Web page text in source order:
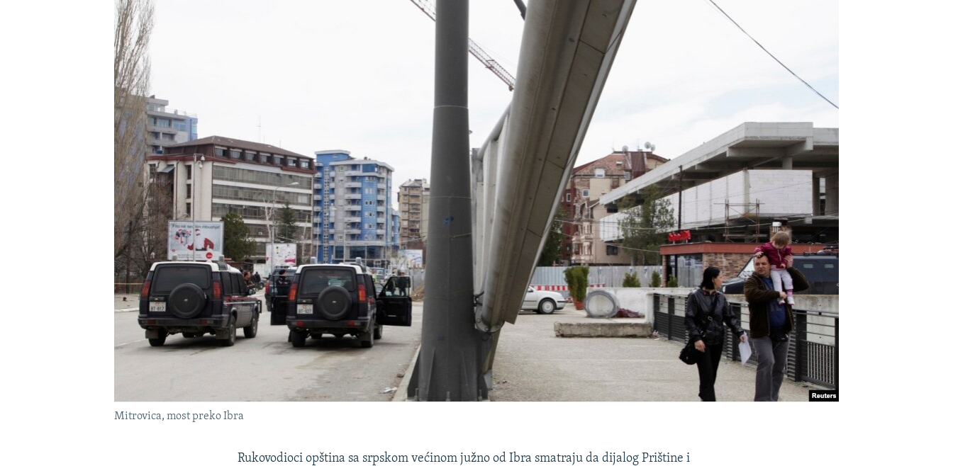
GENOCID U SREBRENICI
POPLAVE I KLIZIŠTA U BIH 2024.
TRI DECENIJE OD RATA U BIH
NASTANAK I RASPAD JUGOSLAVIJE
Mitrovica, most preko Ibra
Rukovodioci opština sa srpskom većinom južno od Ibra smatraju da dijalog Prištine i